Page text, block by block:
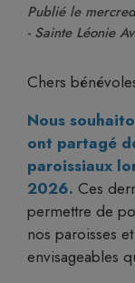
Publié le
- Sainte Léonie
Chers
Nous
ont partagé
paroissiaux
2026. Ces
permettre de
nos paroisses
envisageables